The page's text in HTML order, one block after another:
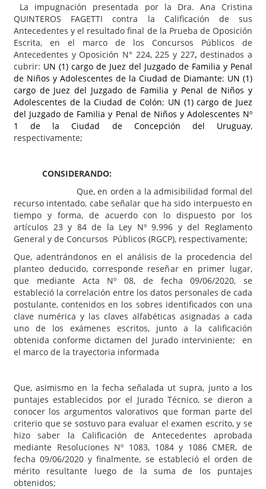
La impugnación presentada por la Dra. Ana Cristina
QUINTEROS FAGETTI contra la Calificación de sus
Antecedentes y el resultado final de la Prueba de Oposición
Escrita, en el marco de los Concursos Públicos de
Antecedentes y Oposición N° 224, 225 y 227,destinados a
cubrir: UN (1) cargo de Juez del Juzgado de Familia y Penal
de Niños y Adolescentes de la Ciudad de Diamante; UN (1)
cargo de Juez del Juzgado de Familia y Penal de Niños y
Adolescentes de la Ciudad de Colón; UN (1) cargo de Juez
del Juzgado de Familia y Penal de Niños y Adolescentes Nº
1 de la Ciudad de Concepción del Uruguay,
respectivamente;
CONSIDERANDO:
Que, en orden a la admisibilidad formal del
recurso intentado, cabe señalar que ha sido interpuesto en
tiempo y forma, de acuerdo con lo dispuesto por los
artículos 23 y 84 de la Ley Nº 9.996 y del Reglamento
General y de Concursos Públicos (RGCP), respectivamente;
Que, adentrándonos en el análisis de la procedencia del
planteo deducido, corresponde reseñar en primer lugar,
que mediante Acta Nº 08, de fecha 09/06/2020, se
estableció la correlación entre los datos personales de cada
postulante, contenidos en los sobres identificados con una
clave numérica y las claves alfabéticas asignadas a cada
uno de los exámenes escritos, junto a la calificación
obtenida conforme dictamen del Jurado interviniente; en
el marco de la trayectoria informada
Que, asimismo en la fecha señalada ut supra, junto a los
puntajes establecidos por el Jurado Técnico, se dieron a
conocer los argumentos valorativos que forman parte del
criterio que se sostuvo para evaluar el examen escrito, y se
hizo saber la Calificación de Antecedentes aprobada
mediante Resoluciones Nº 1083, 1084 y 1086 CMER, de
fecha 09/06/2020 y finalmente, se estableció el orden de
mérito resultante luego de la suma de los puntajes
obtenidos;